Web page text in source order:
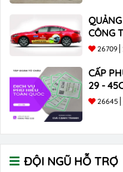
CÔNG
26709
CẤP
29 -
26645
ĐỘI NGŨ HỖ TRỢ